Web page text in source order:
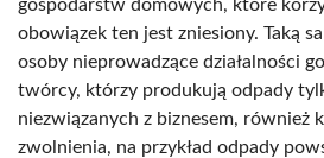
gospodarstw domowych, które
obowiązek ten jest zniesiony. Taką
osoby nieprowadzące działalności
twórcy, którzy produkują odpady
niezwiązanych z biznesem, również
zwolnienia, na przykład odpady